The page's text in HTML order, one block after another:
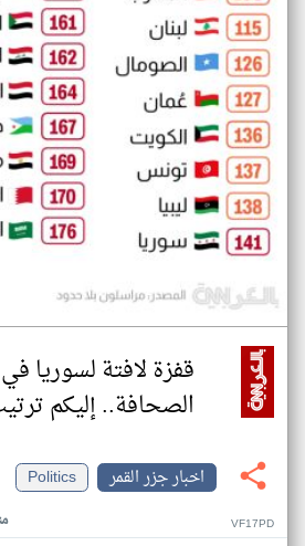
قفزة لافتة لسوريا
الصحافة.. إليكم
اخبار جزر القمر
Politics
VF17PD